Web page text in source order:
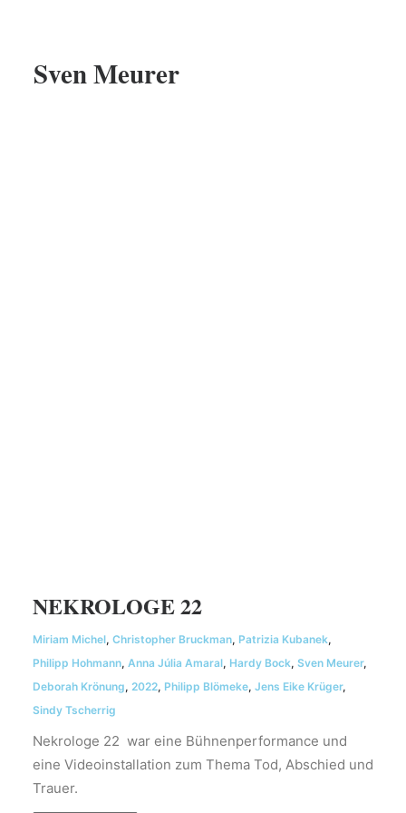
Sven Meurer
NEKROLOGE 22
Miriam Michel, Christopher Bruckman, Patrizia Kubanek,
Philipp Hohmann, Anna Júlia Amaral, Hardy Bock, Sven Meurer,
Deborah Krönung, 2022, Philipp Blömeke, Jens Eike Krüger,
Sindy Tscherrig
Nekrologe 22 war eine Bühnenperformance und
eine Videoinstallation zum Thema Tod, Abschied und
Trauer.